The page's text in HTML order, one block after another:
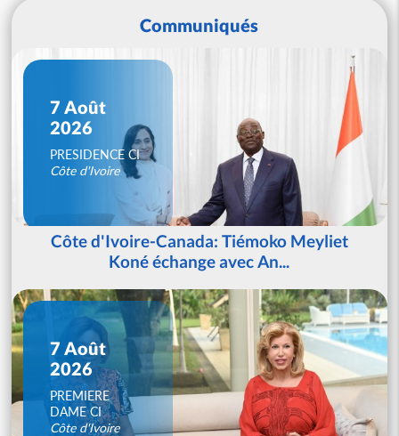
Communiqués
7 Août
2026
PRESIDENCE CI
Côte d'Ivoire
Côte d'Ivoire-Canada: Tiémoko Meyliet
Koné échange avec An...
7 Août
2026
PREMIERE
DAME CI
Côte d'Ivoire